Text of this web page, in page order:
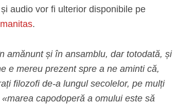
audio vor fi ulterior disponibile pe
.
amănunt și în ansamblu, dar totodată, și
e mereu prezent spre a ne aminti că,
filozofi de-a lungul secolelor, pe mulți
capodoperă a omului este să